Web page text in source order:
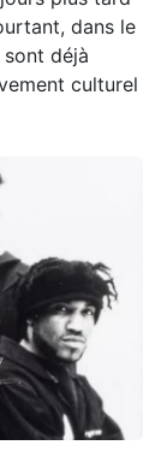
dans le
déjà
culturel